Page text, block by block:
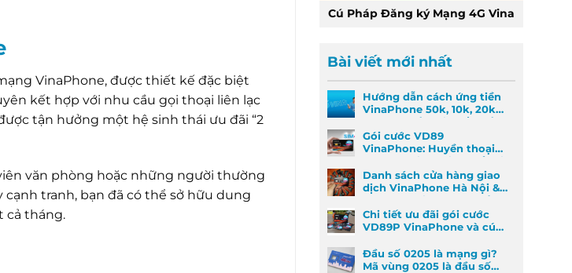
VinaPhone, được thiết kế đặc biệt
kết hợp với nhu cầu gọi thoại liên lạc
tận hưởng một hệ sinh thái ưu đãi “2
văn phòng hoặc những người thường
tranh, bạn đã có thể sở hữu dung
cả tháng.
Cú Pháp Đăng ký Mạng 4G Vina
Bài viết mới nhất
Hướng dẫn cách ứng tiền
VinaPhone 50k, 10k, 20k
nhanh nhất khi khẩn cấp
Gói cước VD89
VinaPhone: Huyền thoại
Data & Gọi thoại đã trở lại
Danh sách cửa hàng giao
dịch VinaPhone Hà Nội &
Cách tìm VinaPhone gần
đây
Chi tiết ưu đãi gói cước
VD89P VinaPhone và cú
Đầu số 0205 là mạng gì?
Mã vùng 0205 là đầu số